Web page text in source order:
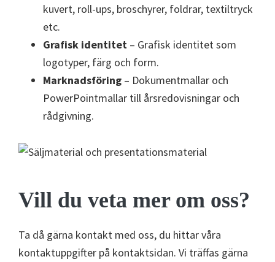
kuvert, roll-ups, broschyrer, foldrar, textiltryck
etc.
Grafisk identitet – Grafisk identitet som
logotyper, färg och form.
Marknadsföring – Dokumentmallar och
PowerPointmallar till årsredovisningar och
rådgivning.
Vill du veta mer om oss?
Ta då gärna kontakt med oss, du hittar våra
kontaktuppgifter på kontaktsidan. Vi träffas gärna